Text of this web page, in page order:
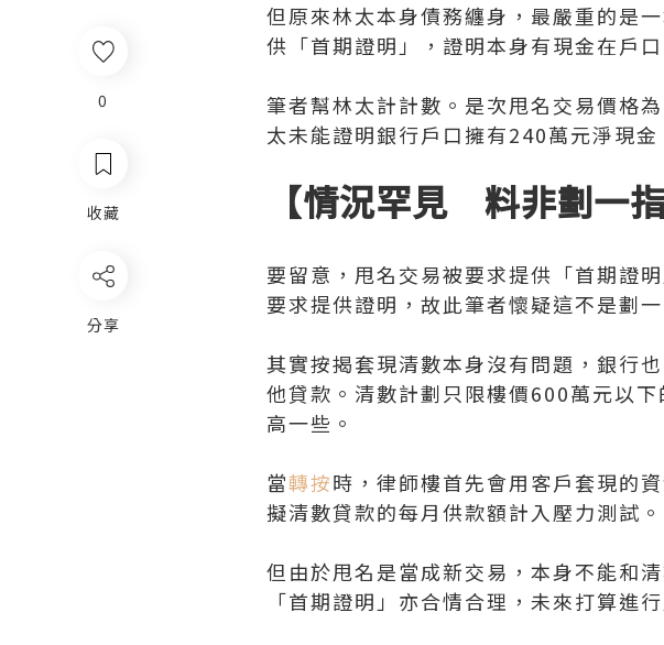
0
收藏
分享
但原來林太本身債務纏身，最嚴重的是
供「首期證明」，證明本身有現金在戶
筆者幫林太計計數。是次甩名交易價格
太未能證明銀行戶口擁有240萬元淨現
【情況罕見 料非劃一指
要留意，甩名交易被要求提供「首期證
要求提供證明，故此筆者懷疑這不是劃
其實按揭套現清數本身沒有問題，銀行
他貸款。清數計劃只限樓價600萬元以
高一些。
當轉按時，律師樓首先會用客戶套現的
擬清數貸款的每月供款額計入壓力測試。
但由於甩名是當成新交易，本身不能和
「首期證明」亦合情合理，未來打算進